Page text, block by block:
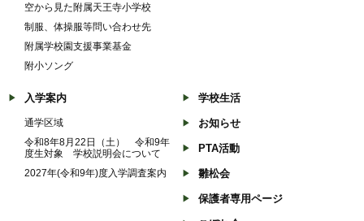
空から見た附属天王寺小学校
制服、体操服等問い合わせ先
附属学校園支援事業基金
附小ソング
入学案内
通学区域
令和8年8月22日（土） 令和9年
度生対象 学校説明会について
2027年(令和9年)度入学調査案内
学校生活
お知らせ
PTA活動
雛松会
保護者専用ページ